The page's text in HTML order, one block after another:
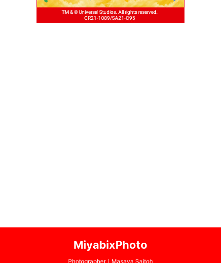
MiyabixPhoto
Photographer｜Masaya Saitoh